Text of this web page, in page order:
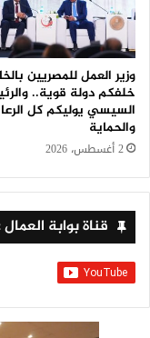
وزير العمل للمصريين
خلفكم دولة قوية..
السيسي يوليكم كل
والحماية
2 أغسطس، 2026
قناة بوابة